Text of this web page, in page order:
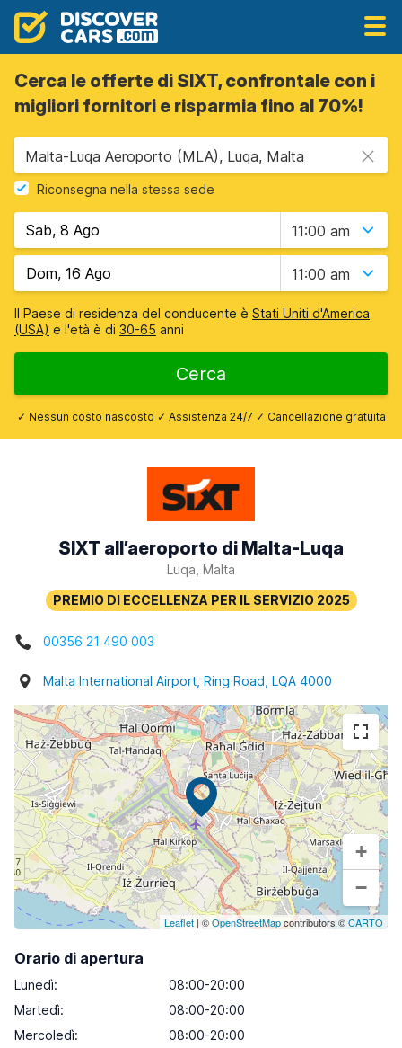
Cerca le offerte di SIXT, confrontale con i
migliori fornitori e risparmia fino al 70%!
Malta-Luqa Aeroporto (MLA), Luqa, Malta
Riconsegna nella stessa sede
11:00 am
11:00 am
Il Paese di residenza del conducente è Stati Uniti d'America
(USA) e l'età è di 30-65 anni
Cerca
✓ Nessun costo nascosto ✓ Assistenza 24/7 ✓ Cancellazione gratuita
SIXT all’aeroporto di Malta-Luqa
Luqa, Malta
00356 21 490 003
Malta International Airport, Ring Road, LQA 4000
+
−
Leaflet | ©OpenStreetMapcontributors ©CARTO
Orario di apertura
Lunedì:
08:00-20:00
Martedì:
08:00-20:00
Mercoledì:
08:00-20:00